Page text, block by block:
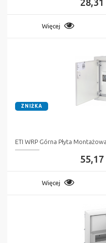
28,31
Więcej
ZNIŻKA
ETI WRP Górna Płyta
55,17
Więcej